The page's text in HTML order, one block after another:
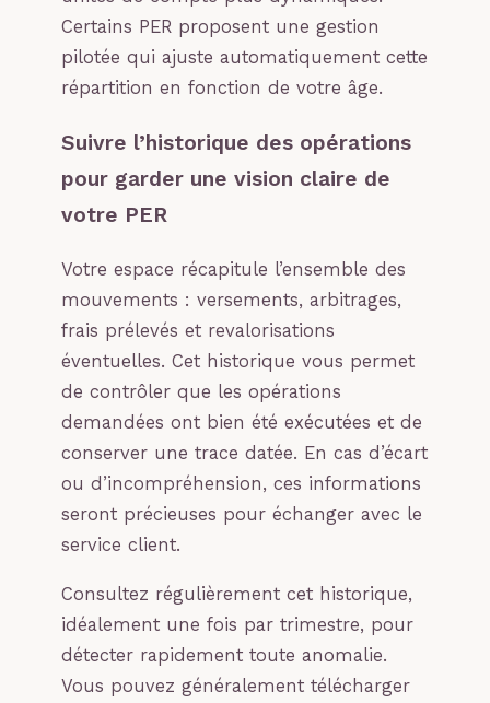
Certains PER proposent une gestion
pilotée qui ajuste automatiquement cette
répartition en fonction de votre âge.
Suivre l’historique des opérations
pour garder une vision claire de
votre PER
Votre espace récapitule l’ensemble des
mouvements : versements, arbitrages,
frais prélevés et revalorisations
éventuelles. Cet historique vous permet
de contrôler que les opérations
demandées ont bien été exécutées et de
conserver une trace datée. En cas d’écart
ou d’incompréhension, ces informations
seront précieuses pour échanger avec le
service client.
Consultez régulièrement cet historique,
idéalement une fois par trimestre, pour
détecter rapidement toute anomalie.
Vous pouvez généralement télécharger